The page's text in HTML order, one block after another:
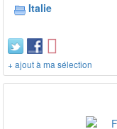
Italie
+ ajout à ma sélection